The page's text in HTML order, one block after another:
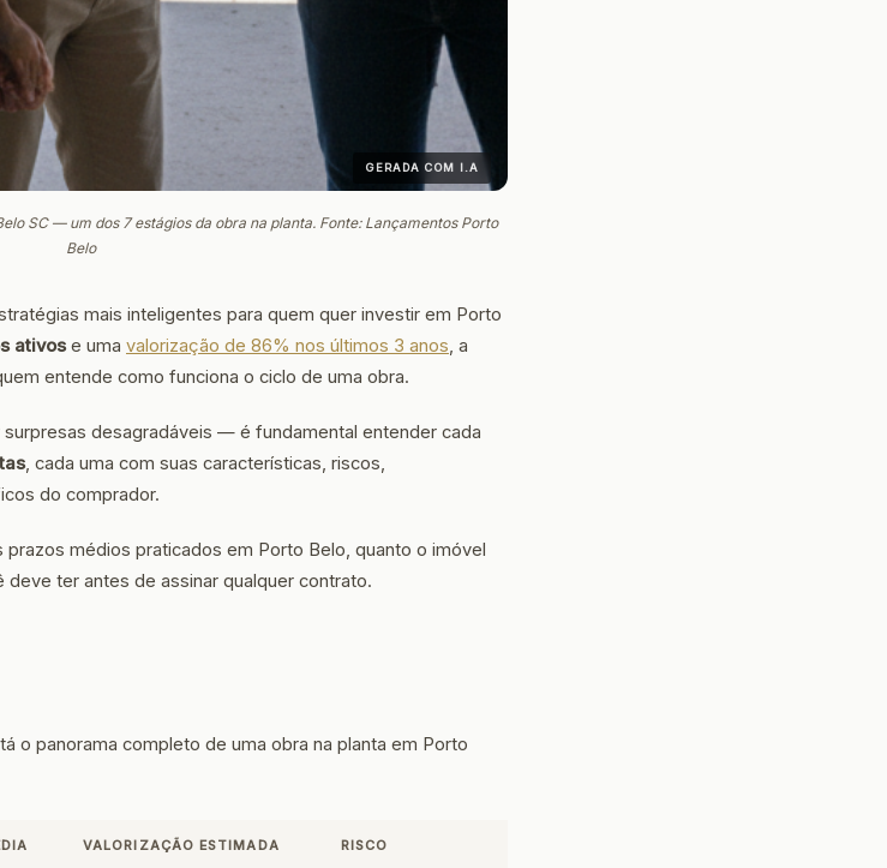
GERADA COM I.A
SC — um dos 7 estágios da obra na planta. Fonte: Lançamentos Porto
Belo
mais inteligentes para quem quer investir em Porto
ativose uma valorização de 86% nos últimos 3 anos, a
entende como funciona o ciclo de uma obra.
desagradáveis — é fundamental entender cada
, cada uma com suas características, riscos,
do comprador.
médios praticados em Porto Belo, quanto o imóvel
ter antes de assinar qualquer contrato.
o panorama completo de uma obra na planta em Porto
VALORIZAÇÃO ESTIMADA RISCO